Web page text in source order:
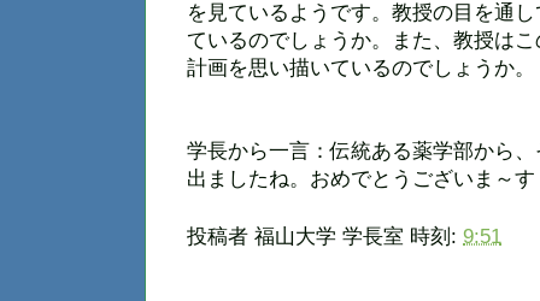
を見ているようです。教授の目を通
ているのでしょうか。また、教授は
計画を思い描いているのでしょうか。
学長から一言：伝統ある薬学部から
出ましたね。おめでとうございま～す
投稿者 福山大学 学長室 時刻: 9:51